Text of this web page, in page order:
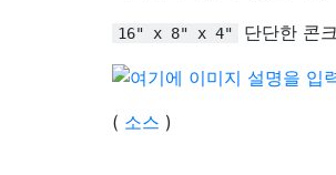
16" x 8" x 4" 단단한 콘
( 소스 )